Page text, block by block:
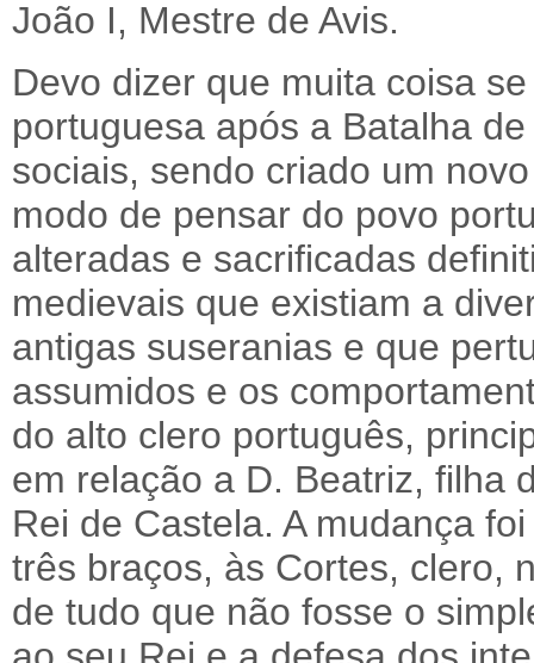
João I, Mestre de Avis.
Devo dizer que muita coisa
portuguesa após a Batalha
sociais, sendo criado um
modo de pensar do povo
alteradas e sacrificadas
medievais que existiam a
antigas suseranias e que
assumidos e os
do alto clero português,
em relação a D. Beatriz, filha
Rei de Castela. A mudança
três braços, às Cortes, clero,
de tudo que não fosse o